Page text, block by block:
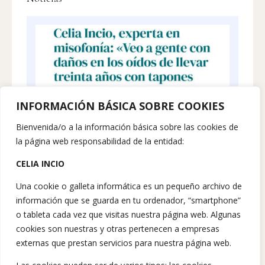
INFORMACIÓN BÁSICA SOBRE COOKIES
Bienvenida/o a la información básica sobre las cookies de
la página web responsabilidad de la entidad:
CELIA INCIO
Una cookie o galleta informática es un pequeño archivo de
información que se guarda en tu ordenador, “smartphone”
o tableta cada vez que visitas nuestra página web. Algunas
cookies son nuestras y otras pertenecen a empresas
externas que prestan servicios para nuestra página web.